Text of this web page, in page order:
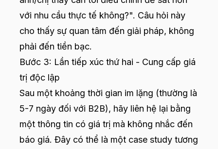
với nhu cầu thực tế không?". Câu hỏi này
cho thấy sự quan tâm đến giải pháp, không
phải đến tiền bạc.
Bước 3: Lần tiếp xúc thứ hai - Cung cấp giá
trị độc lập
Sau một khoảng thời gian im lặng (thường là
5-7 ngày đối với B2B), hãy liên hệ lại bằng
một thông tin có giá trị mà không nhắc đến
báo giá. Đây có thể là một case study tương